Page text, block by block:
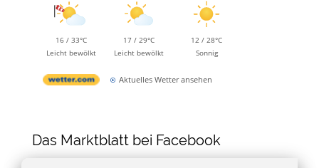
16 / 33°C
Leicht bewölkt
17 / 29°C
Leicht bewölkt
12 / 28°C
Sonnig
Aktuelles Wetter ansehen
Das Marktblatt bei Facebook